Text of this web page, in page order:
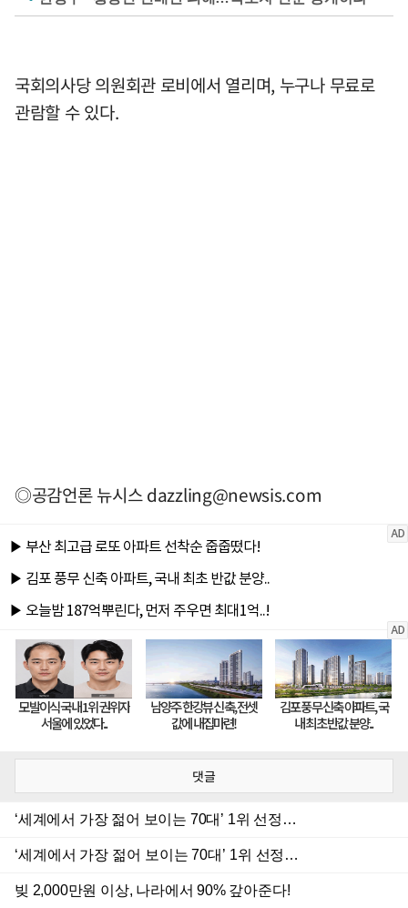
국회의사당 의원회관 로비에서 열리며, 누구나 무료로
관람할 수 있다.
◎공감언론 뉴시스dazzling@newsis.com
댓글